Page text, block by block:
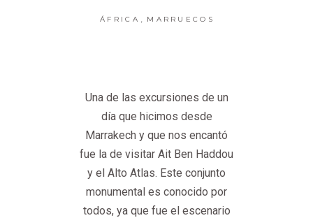
ÁFRICA MARRUECOS
Una de las excursiones de un
día que hicimos desde
Marrakech y que nos encantó
fue la de visitar Ait Ben Haddou
y el Alto Atlas. Este conjunto
monumental es conocido por
todos, ya que fue el escenario